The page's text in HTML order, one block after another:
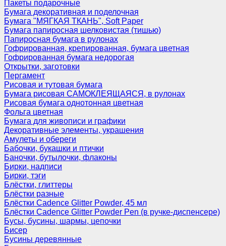
Пакеты подарочные
Бумага декоративная и поделочная
Бумага "МЯГКАЯ ТКАНЬ", Soft Paper
Бумага папиросная шелковистая (тишью)
Папиросная бумага в рулонах
Гофрированная, крепированная, бумага цветная
Гофрированная бумага недорогая
Открытки, заготовки
Пергамент
Рисовая и тутовая бумага
Бумага рисовая САМОКЛЕЯЩАЯСЯ, в рулонах
Рисовая бумага однотонная цветная
Фольга цветная
Бумага для живописи и графики
Декоративные элементы, украшения
Амулеты и обереги
Бабочки, букашки и птички
Баночки, бутылочки, флаконы
Бирки, надписи
Бирки, тэги
Блёстки, глиттеры
Блёстки разные
Блёстки Cadence Glitter Powder, 45 мл
Блёстки Cadence Glitter Powder Pen (в ручке-диспенсере)
Бусы, бусины, шармы, цепочки
Бисер
Бусины деревянные